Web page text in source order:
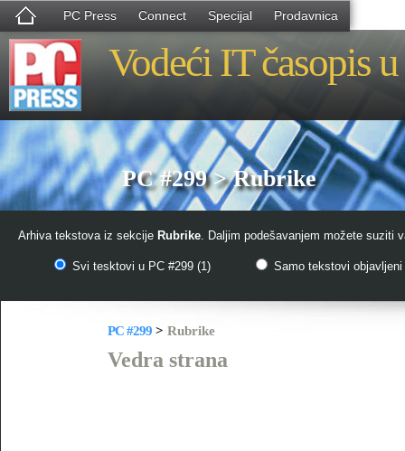
PC Press Connect Specijal Prodavnica
Vodeći IT časopis
PC #299 > Rubrike
Arhiva tekstova iz sekcije Rubrike. Daljim podešavanjem možete suziti
Svi tesktovi u PC #299 (1) Samo tekstovi objavljeni
PC #299 > Rubrike
Vedra strana